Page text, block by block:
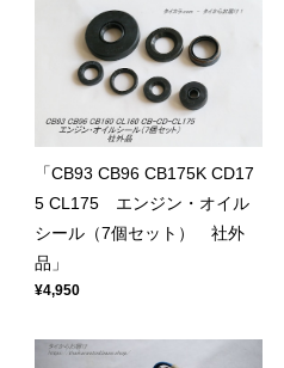
「CB93 CB96 CB175K CD17
5 CL175 エンジン・オイル
シール（7個セット） 社外
品」
¥4,950